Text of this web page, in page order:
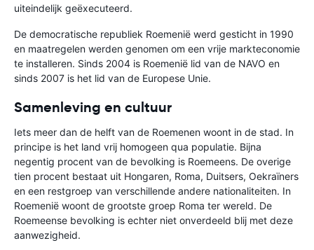
uiteindelijk geëxecuteerd.
De democratische republiek Roemenië werd gesticht in 1990
en maatregelen werden genomen om een vrije markteconomie
te installeren. Sinds 2004 is Roemenië lid van de NAVO en
sinds 2007 is het lid van de Europese Unie.
Samenleving en cultuur
Iets meer dan de helft van de Roemenen woont in de stad. In
principe is het land vrij homogeen qua populatie. Bijna
negentig procent van de bevolking is Roemeens. De overige
tien procent bestaat uit Hongaren, Roma, Duitsers, Oekraïners
en een restgroep van verschillende andere nationaliteiten. In
Roemenië woont de grootste groep Roma ter wereld. De
Roemeense bevolking is echter niet onverdeeld blij met deze
aanwezigheid.